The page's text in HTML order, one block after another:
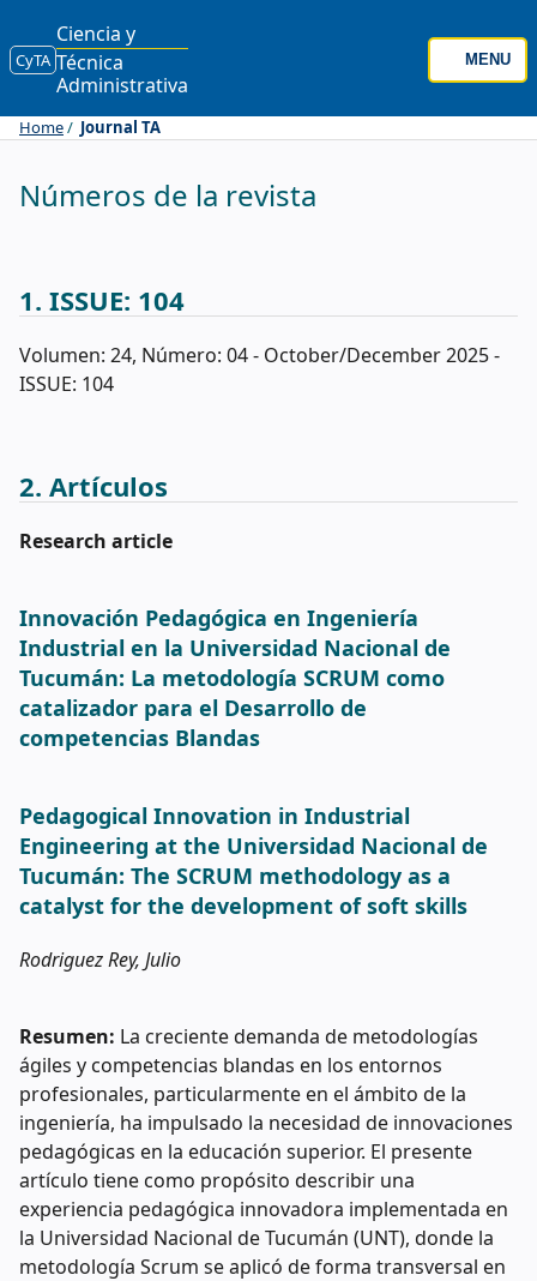
CyTA
Ciencia y
Técnica
Administrativa
MENU
Home Journal TA
Números de la revista
1. ISSUE: 104
Volumen: 24, Número: 04 - October/December 2025 -
ISSUE: 104
2. Artículos
Research article
Innovación Pedagógica en Ingeniería
Industrial en la Universidad Nacional de
Tucumán: La metodología SCRUM como
catalizador para el Desarrollo de
competencias Blandas
Pedagogical Innovation in Industrial
Engineering at the Universidad Nacional de
Tucumán: The SCRUM methodology as a
catalyst for the development of soft skills
Rodriguez Rey, Julio
Resumen: La creciente demanda de metodologías
ágiles y competencias blandas en los entornos
profesionales, particularmente en el ámbito de la
ingeniería, ha impulsado la necesidad de innovaciones
pedagógicas en la educación superior. El presente
artículo tiene como propósito describir una
experiencia pedagógica innovadora implementada en
la Universidad Nacional de Tucumán (UNT), donde la
metodología Scrum se aplicó de forma transversal en